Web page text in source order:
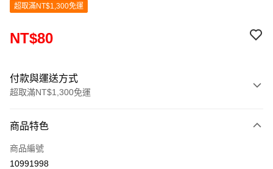
超取滿NT$1,300免運
NT$80
付款與運送方式
超取滿NT$1,300免運
信用卡一次付款
超商取貨付款
商品特色
商品編號
10991998